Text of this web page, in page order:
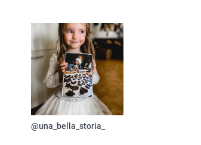
@una_bella_storia_